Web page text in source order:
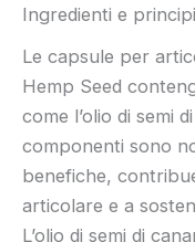
Ingredienti e
Le capsule per
Hemp Seed
come l’olio di semi
componenti sono
benefiche,
articolare e a
L’olio di semi di